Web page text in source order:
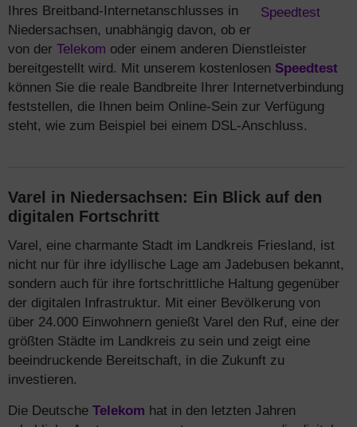
Ihres Breitband-Internetanschlusses in
Niedersachsen, unabhängig davon, ob er
von der Telekom oder einem anderen Dienstleister
bereitgestellt wird. Mit unserem kostenlosen Speedtest
können Sie die reale Bandbreite Ihrer Internetverbindung
feststellen, die Ihnen beim Online-Sein zur Verfügung
steht, wie zum Beispiel bei einem DSL-Anschluss.
Varel in Niedersachsen: Ein Blick auf den
digitalen Fortschritt
Varel, eine charmante Stadt im Landkreis Friesland, ist
nicht nur für ihre idyllische Lage am Jadebusen bekannt,
sondern auch für ihre fortschrittliche Haltung gegenüber
der digitalen Infrastruktur. Mit einer Bevölkerung von
über 24.000 Einwohnern genießt Varel den Ruf, eine der
größten Städte im Landkreis zu sein und zeigt eine
beeindruckende Bereitschaft, in die Zukunft zu
investieren.
Die Deutsche Telekom hat in den letzten Jahren